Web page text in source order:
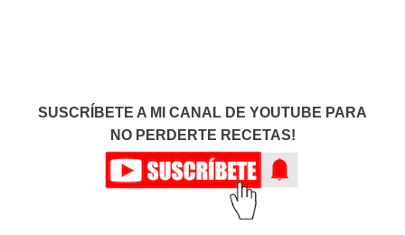
SUSCRÍBETE A MI CANAL DE YOUTUBE PARA
NO PERDERTE RECETAS!